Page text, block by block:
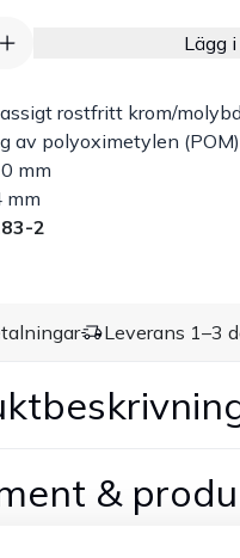
Lägg
rostfritt krom/
av polyoximetylen
mm
mm
2
Leverans 1–3
&